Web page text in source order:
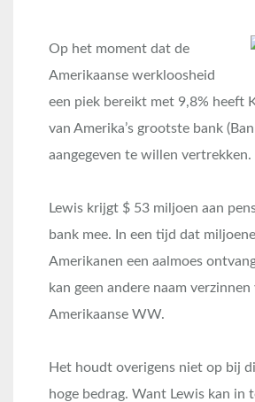
Op het moment dat de
Amerikaanse werkloosheid
een piek bereikt met 9,8% heeft
van Amerika’s grootste bank
aangegeven te willen
Lewis krijgt $ 53 miljoen aan
bank mee. In een tijd dat
Amerikanen een aalmoes
kan geen andere naam
Amerikaanse WW.
Het houdt overigens niet op bij
hoge bedrag. Want Lewis kan in